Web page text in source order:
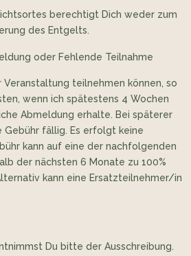
berechtigt Dich weder zum
des Entgelts.
oder Fehlende Teilnahme
teilnehmen können, so
wenn ich spätestens 4 Wochen
Abmeldung erhalte. Bei späterer
fällig. Es erfolgt keine
kann auf eine der nachfolgenden
der nächsten 6 Monate zu 100%
kann eine Ersatzteilnehmer/in
Du bitte der Ausschreibung.